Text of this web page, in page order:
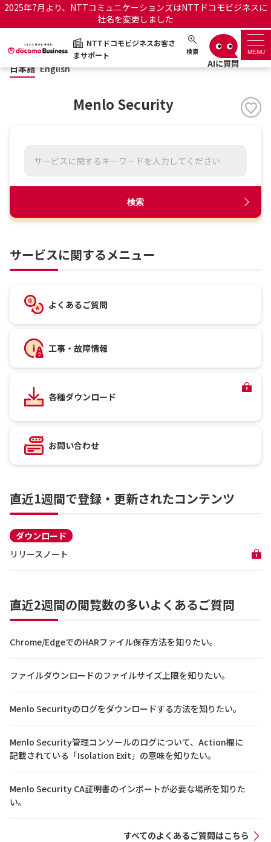
2025年7月より、NTTコミュニケーションズはNTTドコモビジネスに
社名を変更しました
NTTドコモビジネスお客さ
まサポート
検索 MENU
NTTドコモビジネスお客さまサポート 日本語 English
サポートトップ
サービス名から探す
OCNのお客さまはこちら
ビス
オフィシャルサイト
日本語 English
Menlo Security
検索
サービスに関するメニュー
よくあるご質問
工事・故障情報
各種ダウンロード
お問い合わせ
直近1週間で登録・更新されたコンテンツ
ダウンロード
リリースノート
直近2週間の閲覧数の多いよくあるご質問
Chrome/EdgeでのHARファイル保存方法を知りたい。
ファイルダウンロードのファイルサイズ上限を知りたい。
Menlo Securityのログをダウンロードする方法を知りたい。
Menlo Security管理コンソールのログについて、Action欄に
記載されている「Isolation Exit」の意味を知りたい。
Menlo Security CA証明書のインポートが必要な場所を知りた
い。
すべてのよくあるご質問はこちら
バーチャルアシスタント あおい